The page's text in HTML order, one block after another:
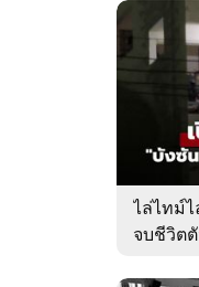
ไล่ไทม์
จบชีวิต